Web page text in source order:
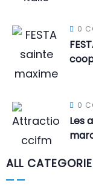
0
0
Les
ALL